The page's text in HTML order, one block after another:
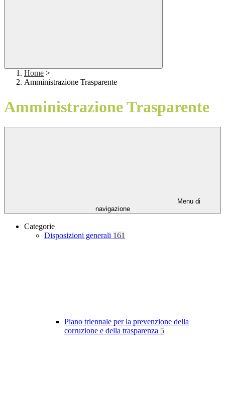
Home >
Amministrazione Trasparente
Amministrazione Trasparente
Menu di
navigazione
Categorie
Disposizioni generali 161
Piano triennale per la prevenzione della
corruzione e della trasparenza 5